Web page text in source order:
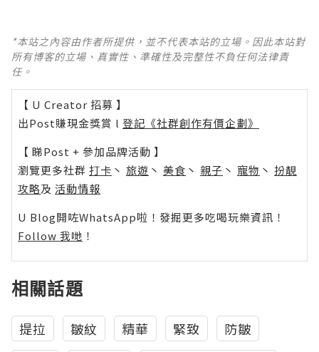
*本站之內容由作者所提供，並不代表本站的立場。因此本站對
所有博客的立場、真實性、準確性及完整性不負任何法律責
任。
【 U Creator 招募 】
出Post賺現金獎賞 l 登記《社群創作有價企劃》
【 睇Post + 參加品牌活動 】
瀏覽更多社群 打卡 丶 旅遊 丶 美食 丶 親子 丶 寵物 丶 扮靚
攻略及 活動情報
U Blog開咗WhatsApp啦！發掘更多吃喝玩樂資訊！
Follow 我哋 ！
相關話題
提拉 皺紋 精華 緊致
防皺